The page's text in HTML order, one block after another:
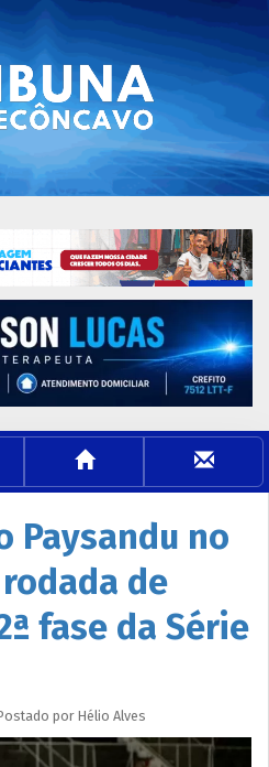
Paysandu no
de
fase da Série
por Hélio Alves